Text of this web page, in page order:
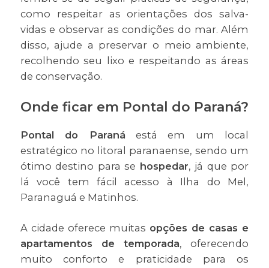
como respeitar as orientações dos salva-
vidas e observar as condições do mar. Além
disso, ajude a preservar o meio ambiente,
recolhendo seu lixo e respeitando as áreas
de conservação.
Onde ficar em Pontal do Paraná?
Pontal do Paraná está em um local
estratégico no litoral paranaense, sendo um
ótimo destino para se hospedar, já que por
lá você tem fácil acesso à Ilha do Mel,
Paranaguá e Matinhos.
A cidade oferece muitas opções de casas e
apartamentos de temporada, oferecendo
muito conforto e praticidade para os